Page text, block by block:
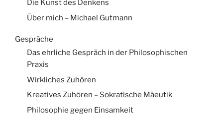
Die Kunst des Denkens
Über mich – Michael Gutmann
Gespräche
Das ehrliche Gespräch in der Philosophischen
Praxis
Wirkliches Zuhören
Kreatives Zuhören – Sokratische Mäeutik
Philosophie gegen Einsamkeit